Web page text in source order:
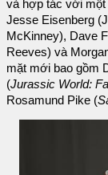
và hợp tác với một
Jesse Eisenberg
McKinney), Dave
Reeves) và
mặt mới bao gồm
(Jurassic World:
Rosamund Pike (